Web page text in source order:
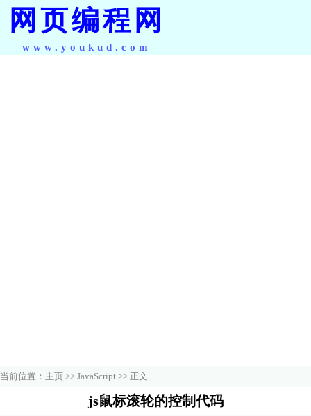
网页编程网
www.youkud.com
当前位置： 主页 >> JavaScript >> 正文
js鼠标滚轮的控制代码